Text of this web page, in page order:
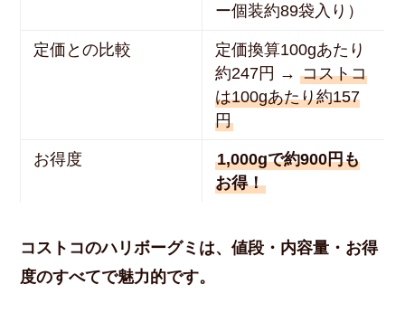
ー個装約89袋入り）
定価との比較
定価換算100gあたり
約247円 → コストコ
は100gあたり約157
円
お得度
1,000gで約900円も
お得！
コストコのハリボーグミは、値段・内容量・お得
度のすべてで魅力的です。